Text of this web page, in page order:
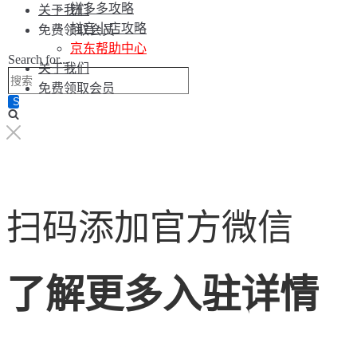
关于我们
免费领取会员
Search for...
拼多多攻略
抖音小店攻略
京东帮助中心
关于我们
免费领取会员
扫码添加官方微信
了解更多入驻详情